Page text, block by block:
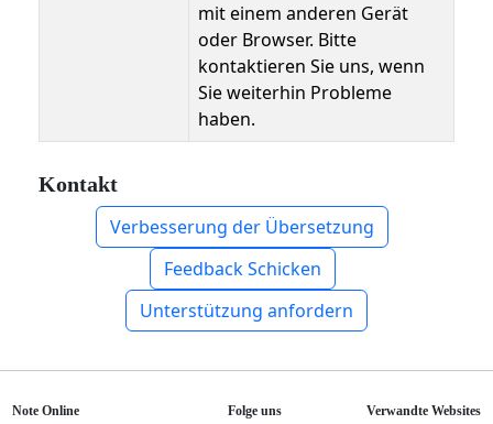
mit einem anderen Gerät
oder Browser. Bitte
kontaktieren Sie uns, wenn
Sie weiterhin Probleme
haben.
Kontakt
Verbesserung der Übersetzung
Feedback Schicken
Unterstützung anfordern
Note Online Folge uns Verwandte Websites